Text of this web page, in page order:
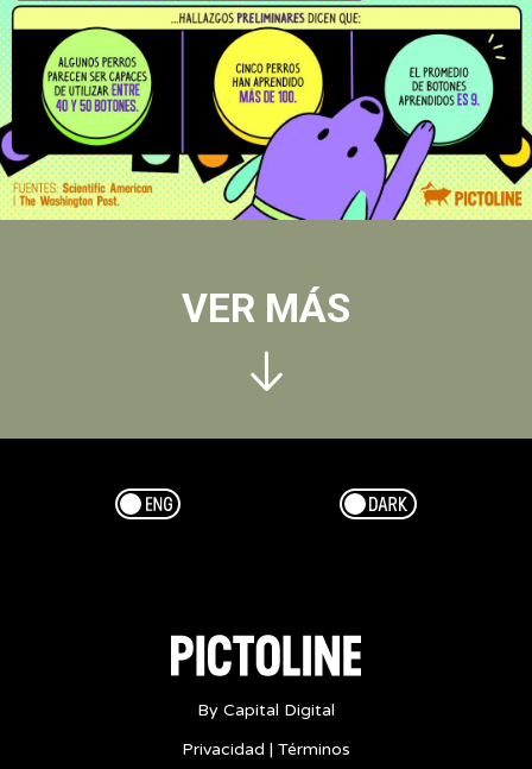
VER MÁS
Esp/Eng Dark/Light
By Capital Digital
Privacidad | Términos